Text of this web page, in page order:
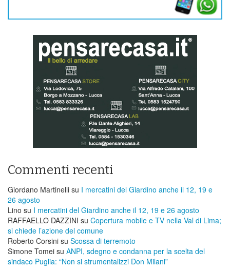
Commenti recenti
Giordano Martinelli su I mercatini del Giardino anche il 12, 19 e
26 agosto
Lino su I mercatini del Giardino anche il 12, 19 e 26 agosto
RAFFAELLO DAZZINI su ​Copertura mobile e TV nella Val di Lima;
si chiede l’azione del comune
Roberto Corsini su Scossa di terremoto
Simone Tomei su ANPI, sdegno e condanna per la scelta del
sindaco Puglia: “Non si strumentalizzi Don Milani”